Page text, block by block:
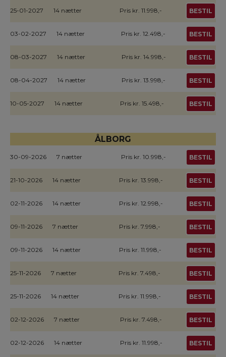
25-01-2027 14 nætter Pris kr. 11.998,- BESTIL
03-02-2027 14 nætter Pris kr. 12.498,- BESTIL
08-03-2027 14 nætter Pris kr. 14.998,- BESTIL
08-04-2027 14 nætter Pris kr. 13.998,- BESTIL
10-05-2027 14 nætter Pris kr. 15.498,- BESTIL
ÅLBORG
30-09-2026 7 nætter Pris kr. 10.998,- BESTIL
21-10-2026 14 nætter Pris kr. 13.998,- BESTIL
02-11-2026 14 nætter Pris kr. 12.998,- BESTIL
09-11-2026 7 nætter Pris kr. 7.998,- BESTIL
09-11-2026 14 nætter Pris kr. 11.998,- BESTIL
25-11-2026 7 nætter Pris kr. 7.498,- BESTIL
25-11-2026 14 nætter Pris kr. 11.998,- BESTIL
02-12-2026 7 nætter Pris kr. 7.498,- BESTIL
02-12-2026 14 nætter Pris kr. 11.998,- BESTIL